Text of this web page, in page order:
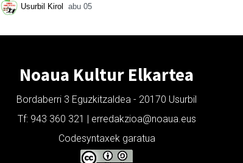
Usurbil Kirol abu 05
Noaua Kultur Elkartea
Bordaberri 3 Eguzkitzaldea - 20170 Usurbil
Tf: 943 360 321 | erredakzioa@noaua.eus
Codesyntaxek garatua